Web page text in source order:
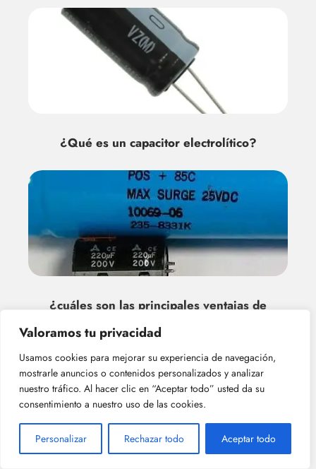
Valoramos tu privacidad
Usamos cookies para mejorar su experiencia de navegación,
mostrarle anuncios o contenidos personalizados y analizar
nuestro tráfico. Al hacer clic en “Aceptar todo” usted da su
consentimiento a nuestro uso de las cookies.
Personalizar Rechazar todo Aceptar todo
¿Qué es un capacitor electrolítico?
¿cuáles son las principales ventajas de
Deja una respuesta